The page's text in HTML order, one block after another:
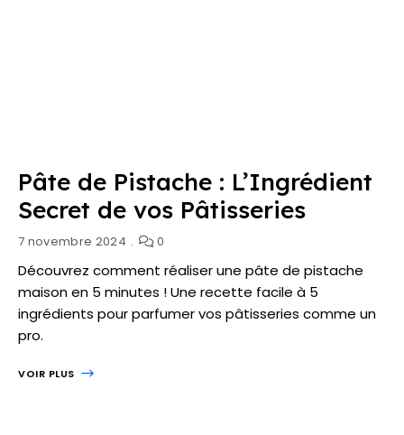
Pâte de Pistache : L’Ingrédient
Secret de vos Pâtisseries
7 novembre 2024 0
Découvrez comment réaliser une pâte de pistache
maison en 5 minutes ! Une recette facile à 5
ingrédients pour parfumer vos pâtisseries comme un
pro.
VOIR PLUS